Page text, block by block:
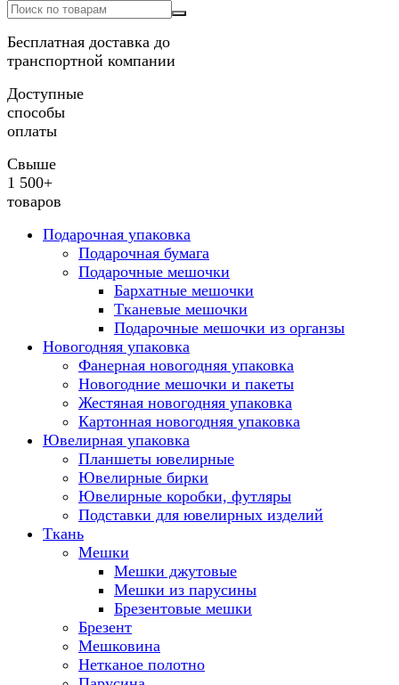
Бесплатная доставка до
транспортной компании
Доступные
способы
оплаты
Свыше
1 500+
товаров
Подарочная упаковка
Подарочная бумага
Подарочные мешочки
Бархатные мешочки
Тканевые мешочки
Подарочные мешочки из органзы
Новогодняя упаковка
Фанерная новогодняя упаковка
Новогодние мешочки и пакеты
Жестяная новогодняя упаковка
Картонная новогодняя упаковка
Ювелирная упаковка
Планшеты ювелирные
Ювелирные бирки
Ювелирные коробки, футляры
Подставки для ювелирных изделий
Ткань
Мешки
Мешки джутовые
Мешки из парусины
Брезентовые мешки
Брезент
Мешковина
Нетканое полотно